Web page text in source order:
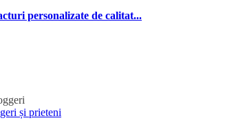
personalizate de calitat...
și prieteni